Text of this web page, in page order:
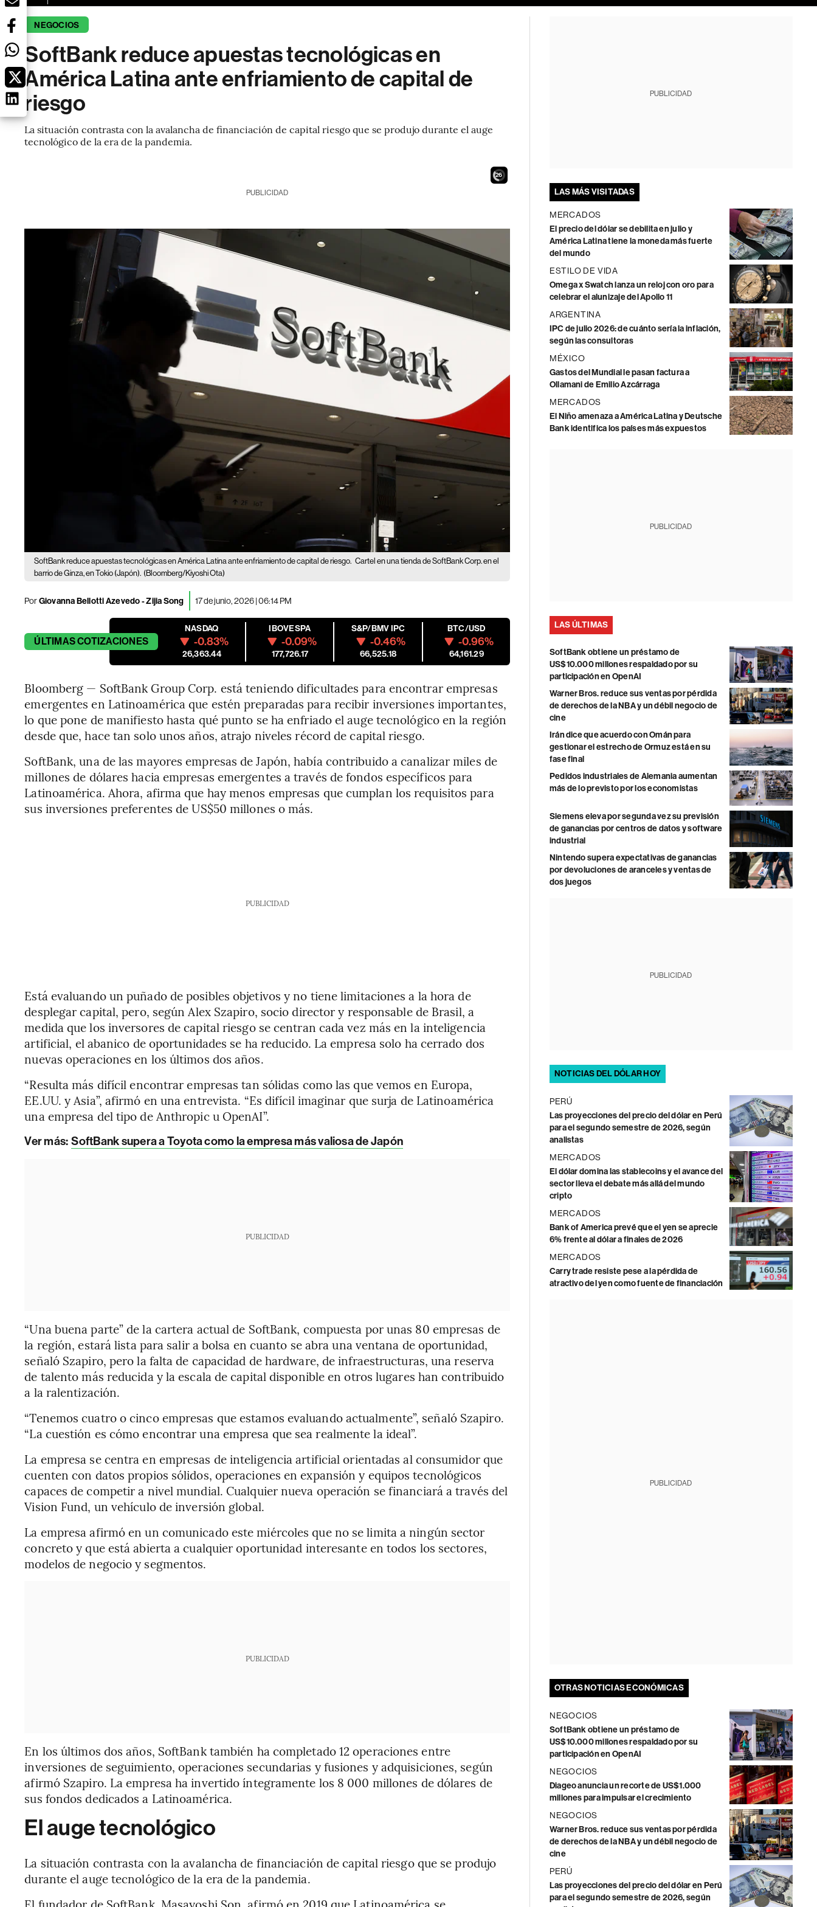
NEGOCIOS
SoftBank reduce apuestas tecnológicas en
América Latina ante enfriamiento de capital de
riesgo
La situación contrasta con la avalancha de financiación de capital riesgo que se produjo durante el auge
tecnológico de la era de la pandemia.
25
PUBLICIDAD
SoftBank reduce apuestas tecnológicas en América Latina ante enfriamiento de capital de riesgo. Cartel en una tienda de SoftBank Corp. en el
barrio de Ginza, en Tokio (Japón). (Bloomberg/Kiyoshi Ota)
PorGiovanna Bellotti Azevedo - Zijia Song 17 de junio, 2026 | 06:14 PM
ÚLTIMASCOTIZACIONES
NASDAQ
-0.83%
26,363.44
IBOVESPA
-0.09%
177,726.17
S&P/BMV IPC
-0.46%
66,525.18
BTC/USD
-0.96%
64,161.29
Bloomberg — SoftBank Group Corp. está teniendo dificultades para encontrar empresas
emergentes en Latinoamérica que estén preparadas para recibir inversiones importantes,
lo que pone de manifiesto hasta qué punto se ha enfriado el auge tecnológico en la región
desde que, hace tan solo unos años, atrajo niveles récord de capital riesgo.
SoftBank, una de las mayores empresas de Japón, había contribuido a canalizar miles de
millones de dólares hacia empresas emergentes a través de fondos específicos para
Latinoamérica. Ahora, afirma que hay menos empresas que cumplan los requisitos para
sus inversiones preferentes de US$50 millones o más.
PUBLICIDAD
Está evaluando un puñado de posibles objetivos y no tiene limitaciones a la hora de
desplegar capital, pero, según Alex Szapiro, socio director y responsable de Brasil, a
medida que los inversores de capital riesgo se centran cada vez más en la inteligencia
artificial, el abanico de oportunidades se ha reducido. La empresa solo ha cerrado dos
nuevas operaciones en los últimos dos años.
“Resulta más difícil encontrar empresas tan sólidas como las que vemos en Europa,
EE.UU. y Asia”, afirmó en una entrevista. “Es difícil imaginar que surja de Latinoamérica
una empresa del tipo de Anthropic u OpenAI”.
Ver más: SoftBank supera a Toyota como la empresa más valiosa de Japón
PUBLICIDAD
“Una buena parte” de la cartera actual de SoftBank, compuesta por unas 80 empresas de
la región, estará lista para salir a bolsa en cuanto se abra una ventana de oportunidad,
señaló Szapiro, pero la falta de capacidad de hardware, de infraestructuras, una reserva
de talento más reducida y la escala de capital disponible en otros lugares han contribuido
a la ralentización.
“Tenemos cuatro o cinco empresas que estamos evaluando actualmente”, señaló Szapiro.
“La cuestión es cómo encontrar una empresa que sea realmente la ideal”.
La empresa se centra en empresas de inteligencia artificial orientadas al consumidor que
cuenten con datos propios sólidos, operaciones en expansión y equipos tecnológicos
capaces de competir a nivel mundial. Cualquier nueva operación se financiará a través del
Vision Fund, un vehículo de inversión global.
La empresa afirmó en un comunicado este miércoles que no se limita a ningún sector
concreto y que está abierta a cualquier oportunidad interesante en todos los sectores,
modelos de negocio y segmentos.
PUBLICIDAD
En los últimos dos años, SoftBank también ha completado 12 operaciones entre
inversiones de seguimiento, operaciones secundarias y fusiones y adquisiciones, según
afirmó Szapiro. La empresa ha invertido íntegramente los 8 000 millones de dólares de
sus fondos dedicados a Latinoamérica.
El auge tecnológico
La situación contrasta con la avalancha de financiación de capital riesgo que se produjo
durante el auge tecnológico de la era de la pandemia.
PUBLICIDAD
LAS MÁS VISITADAS
MERCADOS
El precio del dólar se debilita en julio y
América Latina tiene la moneda más fuerte
del mundo
ESTILO DE VIDA
Omega x Swatch lanza un reloj con oro para
celebrar el alunizaje del Apollo 11
ARGENTINA
IPC de julio 2026: de cuánto sería la inflación,
según las consultoras
MÉXICO
Gastos del Mundial le pasan factura a
Ollamani de Emilio Azcárraga
MERCADOS
El Niño amenaza a América Latina y Deutsche
Bank identifica los países más expuestos
PUBLICIDAD
LAS ÚLTIMAS
SoftBank obtiene un préstamo de
US$10.000 millones respaldado por su
participación en OpenAI
Warner Bros. reduce sus ventas por pérdida
de derechos de la NBA y un débil negocio de
cine
Irán dice que acuerdo con Omán para
gestionar el estrecho de Ormuz está en su
fase final
Pedidos industriales de Alemania aumentan
más de lo previsto por los economistas
Siemens eleva por segunda vez su previsión
de ganancias por centros de datos y software
industrial
Nintendo supera expectativas de ganancias
por devoluciones de aranceles y ventas de
dos juegos
PUBLICIDAD
NOTICIAS DEL DÓLAR HOY
PERÚ
Las proyecciones del precio del dólar en Perú
para el segundo semestre de 2026, según
analistas
MERCADOS
El dólar domina las stablecoins y el avance del
sector lleva el debate más allá del mundo
cripto
MERCADOS
Bank of America prevé que el yen se aprecie
6% frente al dólar a finales de 2026
MERCADOS
Carry trade resiste pese a la pérdida de
atractivo del yen como fuente de financiación
PUBLICIDAD
OTRAS NOTICIAS ECONÓMICAS
NEGOCIOS
SoftBank obtiene un préstamo de
US$10.000 millones respaldado por su
participación en OpenAI
NEGOCIOS
Diageo anuncia un recorte de US$1.000
millones para impulsar el crecimiento
NEGOCIOS
Warner Bros. reduce sus ventas por pérdida
de derechos de la NBA y un débil negocio de
cine
PERÚ
Las proyecciones del precio del dólar en Perú
para el segundo semestre de 2026, según